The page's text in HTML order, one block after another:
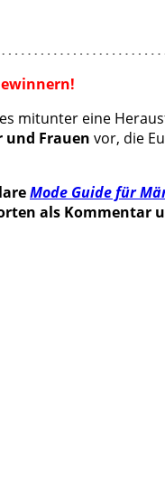
mitunter eine
und Frauen vor, die
Mode Guide für
als Kommentar